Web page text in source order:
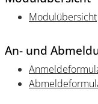
Modulübersicht
An- und